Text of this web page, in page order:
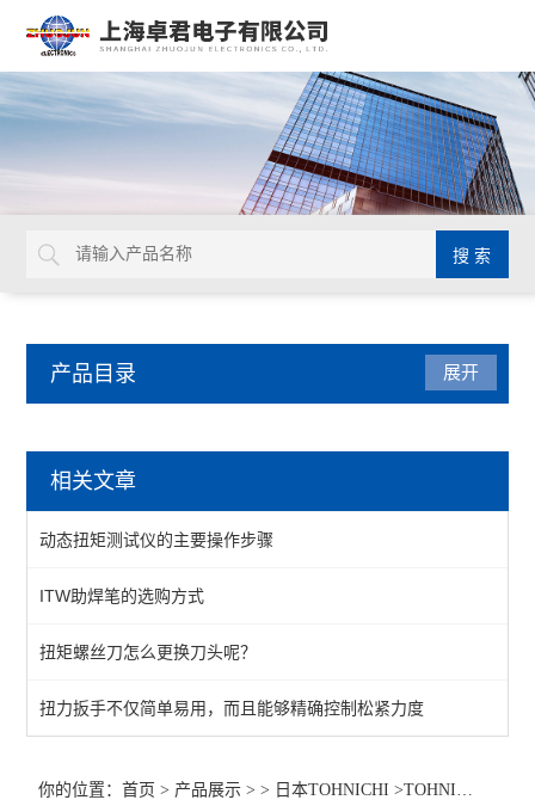
产品目录 展开
相关文章
动态扭矩测试仪的主要操作步骤
ITW助焊笔的选购方式
扭矩螺丝刀怎么更换刀头呢？
扭力扳手不仅简单易用，而且能够精确控制松紧力度
你的位置：首页 > 产品展示 > > 日本TOHNICHI >TOHNICHI扭力螺丝刀LTD2000CN,东日扭力螺丝刀LTD2000CN，LTD2000CN